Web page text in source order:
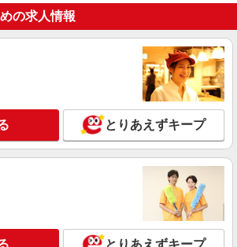
ー
線にかかわるサポート
時給：1,360円〜1,460円 ---------------- リンクト
モローは働き方改革の一環で 皆様のご期待に応
るためスタッフファーストを掲げています ・就
開始3ヶ月間は時間給100円アップ！ →就業開
ヶ月時給1,460円（基本時給1,360円＋100円）
【基本時給*月収例】 214,200円〜
1,360円×7時間30分×21日勤務） ■交通費支給 ■
支払は月末締の翌月25日払い
詳細を見る
スエンジニアリング事業本部 営業企画部
（長野/長野市）未経験可
の上、お任せする職務により決定 固定残業代6
（34時間相当分）を営業手当として支給、超
長野県長野市大字南長野南県町1040-１
の求人情報
とりあえずキープ
とりあえずキープ